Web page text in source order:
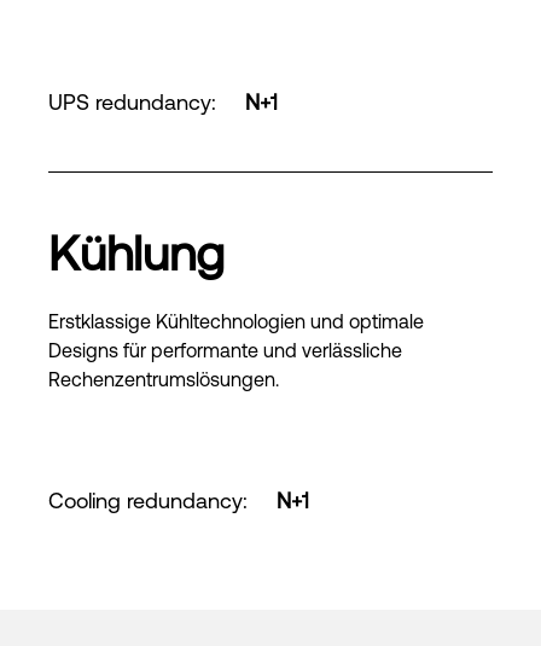
UPS redundancy: N+1
Kühlung
Erstklassige Kühltechnologien und optimale
Designs für performante und verlässliche
Rechenzentrumslösungen.
Cooling redundancy: N+1